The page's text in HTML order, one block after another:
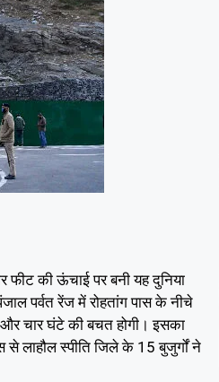
फीट की ऊंचाई पर बनी यह दुनिया
पर्वत रेंज में रोहतांग पास के नीचे
और चार घंटे की बचत होगी। इसका
से लाहौल स्पीति जिले के 15 बुजुर्गों ने